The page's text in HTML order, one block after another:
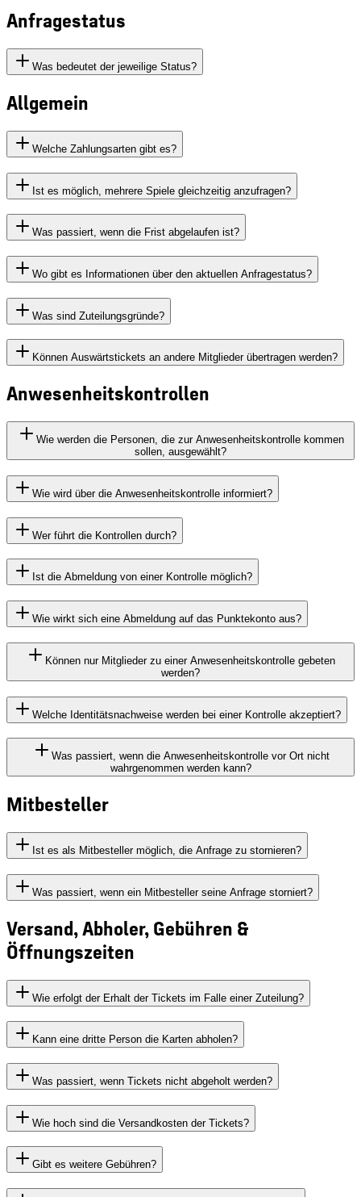
Anfragestatus
Was bedeutet der jeweilige Status?
Allgemein
Welche Zahlungsarten gibt es?
Ist es möglich, mehrere Spiele gleichzeitig anzufragen?
Was passiert, wenn die Frist abgelaufen ist?
Wo gibt es Informationen über den aktuellen Anfragestatus?
Was sind Zuteilungsgründe?
Können Auswärtstickets an andere Mitglieder übertragen werden?
Anwesenheitskontrollen
Wie werden die Personen, die zur Anwesenheitskontrolle kommen
sollen, ausgewählt?
Wie wird über die Anwesenheitskontrolle informiert?
Wer führt die Kontrollen durch?
Ist die Abmeldung von einer Kontrolle möglich?
Wie wirkt sich eine Abmeldung auf das Punktekonto aus?
Können nur Mitglieder zu einer Anwesenheitskontrolle gebeten
werden?
Welche Identitätsnachweise werden bei einer Kontrolle akzeptiert?
Was passiert, wenn die Anwesenheitskontrolle vor Ort nicht
wahrgenommen werden kann?
Mitbesteller
Ist es als Mitbesteller möglich, die Anfrage zu stornieren?
Was passiert, wenn ein Mitbesteller seine Anfrage storniert?
Versand, Abholer, Gebühren &
Öffnungszeiten
Wie erfolgt der Erhalt der Tickets im Falle einer Zuteilung?
Kann eine dritte Person die Karten abholen?
Was passiert, wenn Tickets nicht abgeholt werden?
Wie hoch sind die Versandkosten der Tickets?
Gibt es weitere Gebühren?